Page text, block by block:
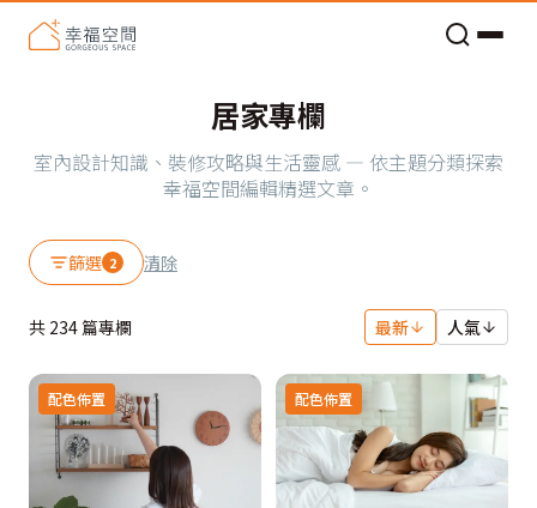
居家專欄
室內設計知識、裝修攻略與生活靈感 — 依主題分類探索
幸福空間編輯精選文章。
篩選 2 清除
共 234 篇專欄 最新 人氣
配色佈置 配色佈置